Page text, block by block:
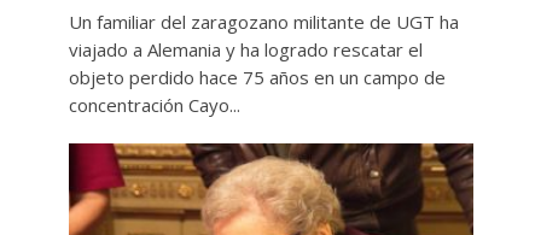
Un familiar del zaragozano militante de UGT ha
viajado a Alemania y ha logrado rescatar el
objeto perdido hace 75 años en un campo de
concentración Cayo...